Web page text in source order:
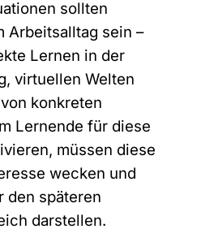
sollten
Arbeitsalltag sein –
Lernen in der
virtuellen Welten
konkreten
Lernende für diese
müssen diese
wecken und
den späteren
darstellen.
ich, dass die M.I.T e-
mir regelmäßig
das Produktportfolio
die Angabe meiner
dem Absenden des
ich mich mit der